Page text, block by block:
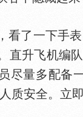
了一下手表
直升飞机编
尽量多配备
质安全。立